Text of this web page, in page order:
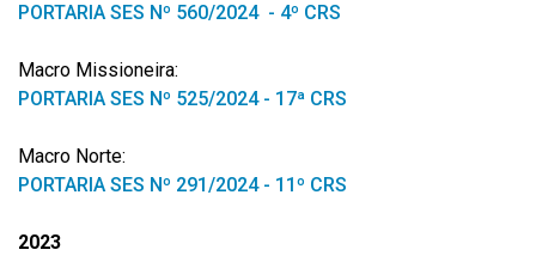
PORTARIA SES Nº 560/2024 - 4º CRS
Macro Missioneira:
PORTARIA SES Nº 525/2024 - 17ª CRS
Macro Norte:
PORTARIA SES Nº 291/2024 - 11º CRS
2023